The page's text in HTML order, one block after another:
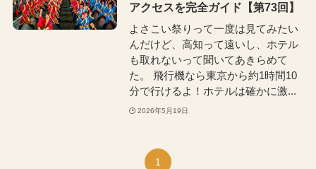
アクセスを完全ガイド【第73回】
よさこい祭りって一度は見てみたい
んだけど、高知って遠いし、ホテル
も取れないって聞いてあきらめて
た。 飛行機なら東京から約1時間10
分で行けるよ！ホテルは確かに激...
2026年5月19日
1